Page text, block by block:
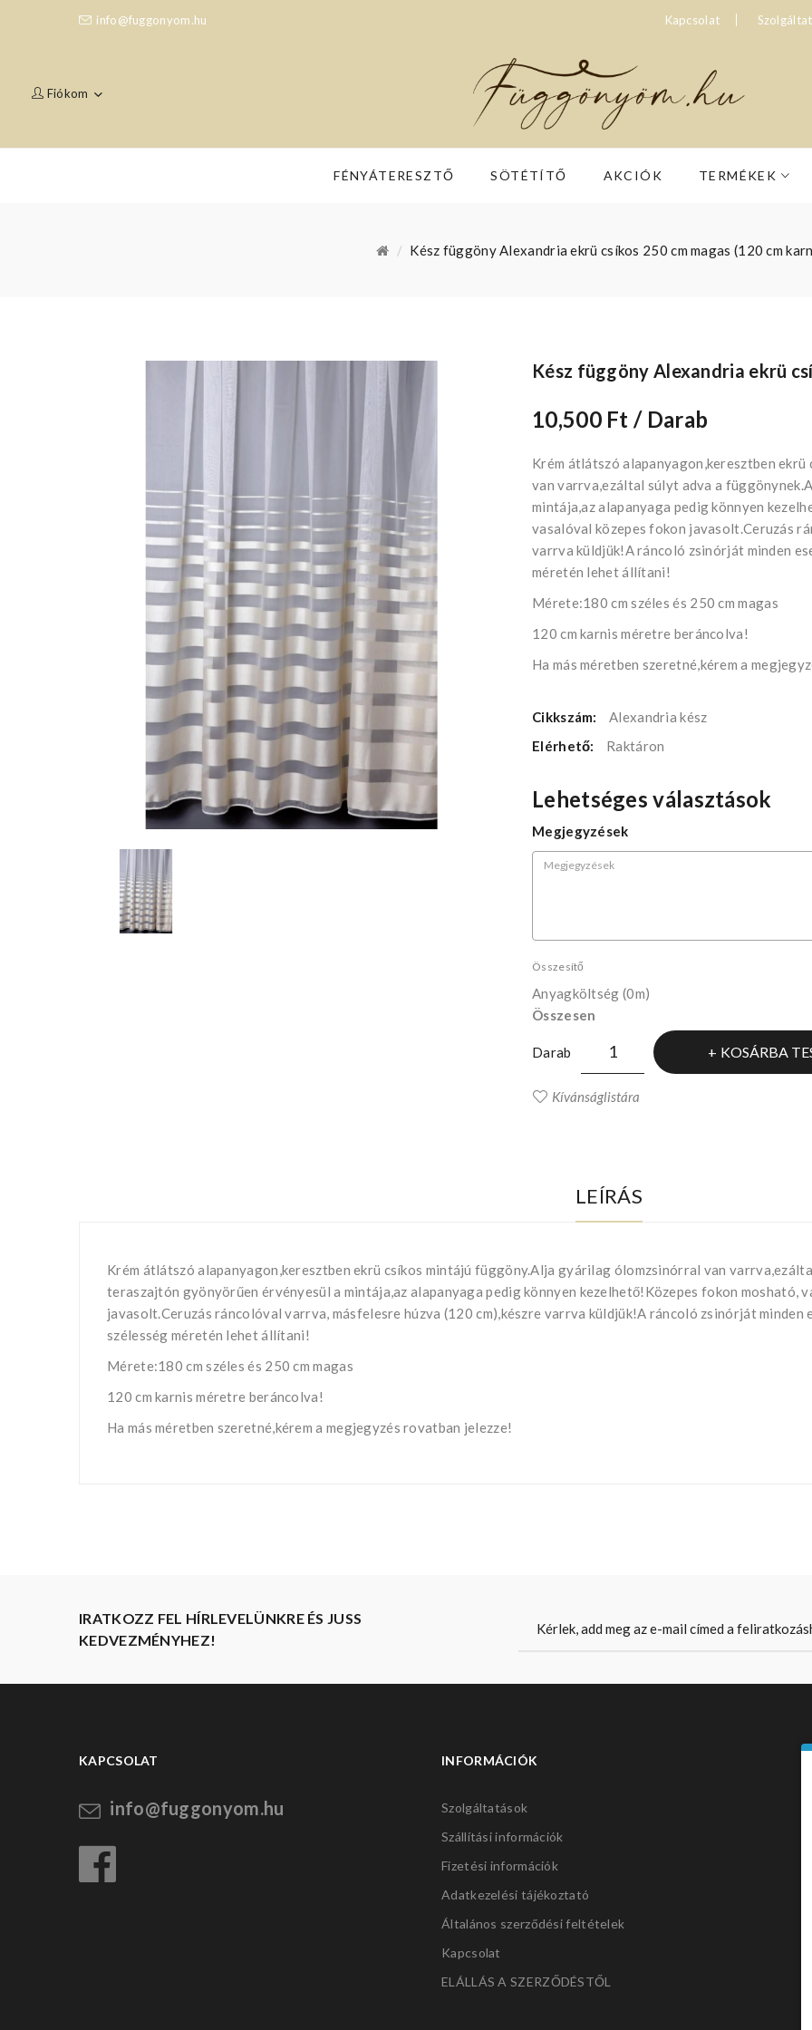
info@fuggonyom.hu Kapcsolat
Fiókom
FÉNYÁTERESZTŐ SÖTÉTÍTŐ AKCIÓK TERMÉKEK
Kész függöny Alexandria ekrü csíkos 250 cm magas (120 cm
Kész függöny Alexandria ekrü
10,500 Ft / Darab
Krém átlátszó alapanyagon,keresztben
van varrva,ezáltal súlyt adva a
mintája,az alapanyaga pedig könnyen
vasalóval közepes fokon javasolt.Ceruzás
varrva küldjük!A ráncoló zsinórját minden
méretén lehet állítani!
Mérete:180 cm széles és 250 cm magas
120 cm karnis méretre beráncolva!
Ha más méretben szeretné,kérem a
Cikkszám:
Alexandria kész
Elérhető:
Raktáron
Lehetséges választások
Megjegyzések
Összesítő
Anyagköltség (0m)
Összesen
Darab KOSÁRBA
Kívánságlistára
LEÍRÁS
Krém átlátszó alapanyagon,keresztben ekrü csíkos mintájú függöny.Alja gyárilag ólomzsinórral van
teraszajtón gyönyörűen érvényesül a mintája,az alapanyaga pedig könnyen kezelhető!Közepes fokon mosható,
javasolt.Ceruzás ráncolóval varrva, másfelesre húzva (120 cm),készre varrva küldjük!A ráncoló zsinórját minden
szélesség méretén lehet állítani!
Mérete:180 cm széles és 250 cm magas
120 cm karnis méretre beráncolva!
Ha más méretben szeretné,kérem a megjegyzés rovatban jelezze!
IRATKOZZ FEL HÍRLEVELÜNKRE ÉS JUSS
KEDVEZMÉNYHEZ!
KAPCSOLAT
info@fuggonyom.hu
INFORMÁCIÓK
Szolgáltatások
Szállítási információk
Fizetési információk
Adatkezelési tájékoztató
Általános szerződési feltételek
Kapcsolat
ELÁLLÁS A SZERZŐDÉSTŐL